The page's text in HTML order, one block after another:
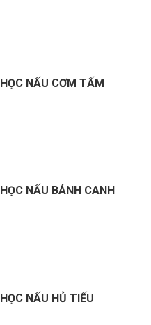
HỌC NẤU CƠM TẤM
HỌC NẤU BÁNH CANH
HỌC NẤU HỦ TIẾU